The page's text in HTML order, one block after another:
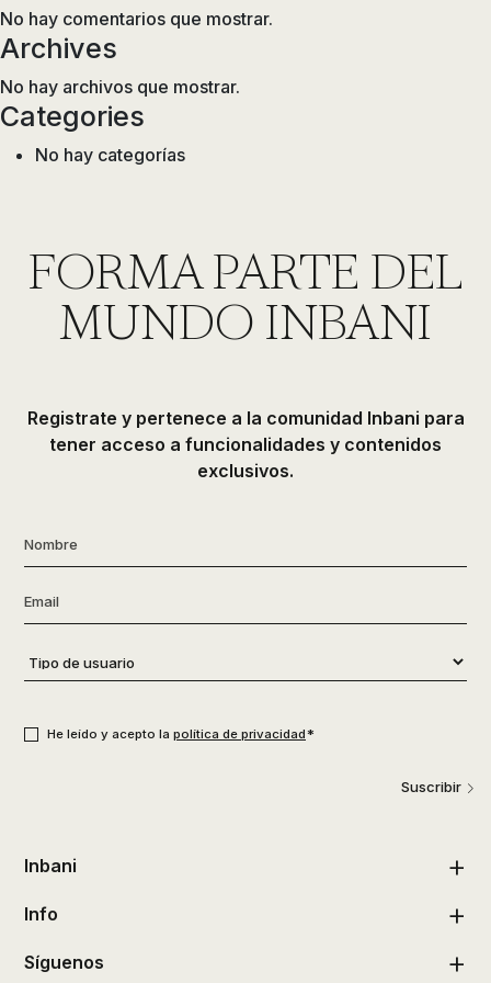
No hay comentarios que mostrar.
Archives
No hay archivos que mostrar.
Categories
No hay categorías
FORMA PARTE DEL
MUNDO INBANI
Registrate y pertenece a la comunidad Inbani para
tener acceso a funcionalidades y contenidos
exclusivos.
Nombre
Email
Tipo
de
He leído y acepto la política de privacidad*
Suscribir
Inbani
Info
Síguenos